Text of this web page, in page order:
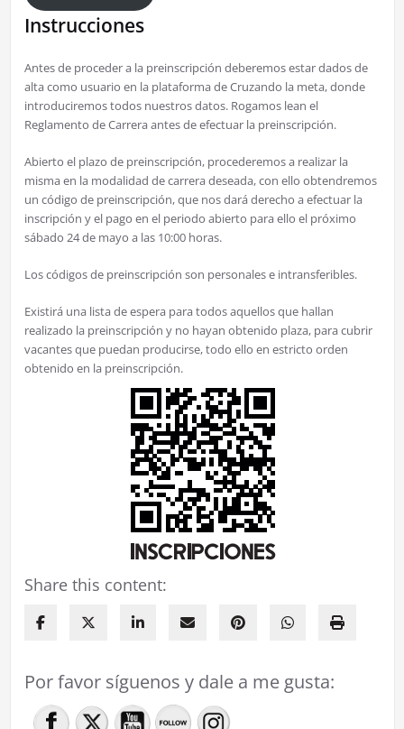
Instrucciones
Antes de proceder a la preinscripción deberemos estar dados de
alta como usuario en la plataforma de Cruzando la meta, donde
introduciremos todos nuestros datos. Rogamos lean el
Reglamento de Carrera antes de efectuar la preinscripción.
Abierto el plazo de preinscripción, procederemos a realizar la
misma en la modalidad de carrera deseada, con ello obtendremos
un código de preinscripción, que nos dará derecho a efectuar la
inscripción y el pago en el periodo abierto para ello el próximo
sábado 24 de mayo a las 10:00 horas.
Los códigos de preinscripción son personales e intransferibles.
Existirá una lista de espera para todos aquellos que hallan
realizado la preinscripción y no hayan obtenido plaza, para cubrir
vacantes que puedan producirse, todo ello en estricto orden
obtenido en la preinscripción.
Share this content:
Por favor síguenos y dale a me gusta: